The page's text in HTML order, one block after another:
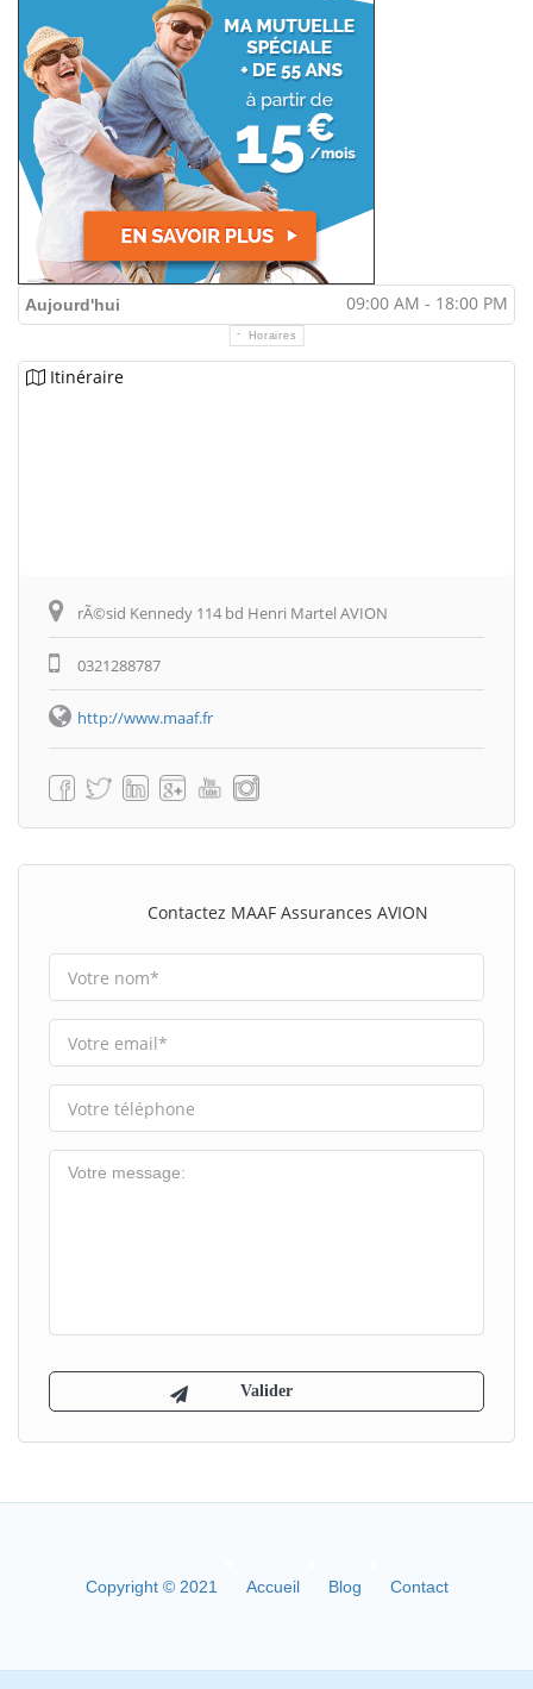
Aujourd'hui 09:00 AM - 18:00 PM
Horaires
Itinéraire
rÃ©sid Kennedy 114 bd Henri Martel AVION
0321288787
http://www.maaf.fr
Contactez MAAF Assurances AVION
Copyright © 2021 Accueil Blog Contact